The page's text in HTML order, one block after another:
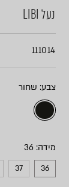
נעל LIBI
111014
צבע
מידה
36
37